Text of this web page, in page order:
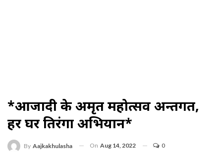
*आजादी के अमृत महोत्सव अन्तर्गत,
हर घर तिरंगा अभियान*
By Aajkakhulasha On Aug 14, 2022 0